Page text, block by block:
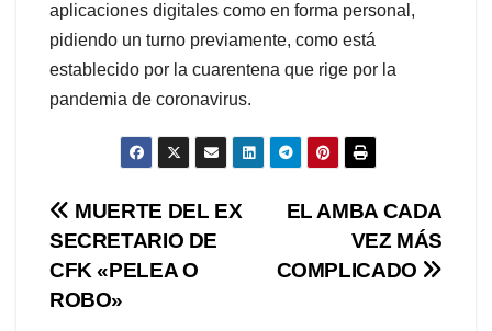
aplicaciones digitales como en forma personal,
pidiendo un turno previamente, como está
establecido por la cuarentena que rige por la
pandemia de coronavirus.
Navegación
de
entradas
EL AMBA CADA
VEZ MÁS
COMPLICADO
MUERTE DEL EX
SECRETARIO DE
CFK «PELEA O
ROBO»